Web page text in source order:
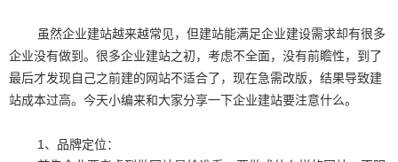
虽然企业建站越来越常见，但建站能满足企业建设需求却有很多
企业没有做到。很多企业建站之初，考虑不全面，没有前瞻性，到了
最后才发现自己之前建的网站不适合了，现在急需改版，结果导致建
站成本过高。今天小编来和大家分享一下企业建站要注意什么。
1、品牌定位：